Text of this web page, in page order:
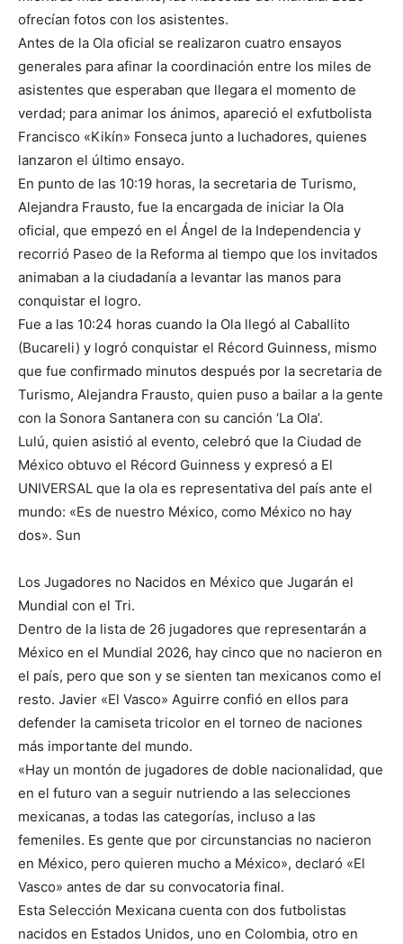
ofrecían fotos con los asistentes.
Antes de la Ola oficial se realizaron cuatro ensayos
generales para afinar la coordinación entre los miles de
asistentes que esperaban que llegara el momento de
verdad; para animar los ánimos, apareció el exfutbolista
Francisco «Kikín» Fonseca junto a luchadores, quienes
lanzaron el último ensayo.
En punto de las 10:19 horas, la secretaria de Turismo,
Alejandra Frausto, fue la encargada de iniciar la Ola
oficial, que empezó en el Ángel de la Independencia y
recorrió Paseo de la Reforma al tiempo que los invitados
animaban a la ciudadanía a levantar las manos para
conquistar el logro.
Fue a las 10:24 horas cuando la Ola llegó al Caballito
(Bucareli) y logró conquistar el Récord Guinness, mismo
que fue confirmado minutos después por la secretaria de
Turismo, Alejandra Frausto, quien puso a bailar a la gente
con la Sonora Santanera con su canción ‘La Ola’.
Lulú, quien asistió al evento, celebró que la Ciudad de
México obtuvo el Récord Guinness y expresó a El
UNIVERSAL que la ola es representativa del país ante el
mundo: «Es de nuestro México, como México no hay
dos». Sun
Los Jugadores no Nacidos en México que Jugarán el
Mundial con el Tri.
Dentro de la lista de 26 jugadores que representarán a
México en el Mundial 2026, hay cinco que no nacieron en
el país, pero que son y se sienten tan mexicanos como el
resto. Javier «El Vasco» Aguirre confió en ellos para
defender la camiseta tricolor en el torneo de naciones
más importante del mundo.
«Hay un montón de jugadores de doble nacionalidad, que
en el futuro van a seguir nutriendo a las selecciones
mexicanas, a todas las categorías, incluso a las
femeniles. Es gente que por circunstancias no nacieron
en México, pero quieren mucho a México», declaró «El
Vasco» antes de dar su convocatoria final.
Esta Selección Mexicana cuenta con dos futbolistas
nacidos en Estados Unidos, uno en Colombia, otro en